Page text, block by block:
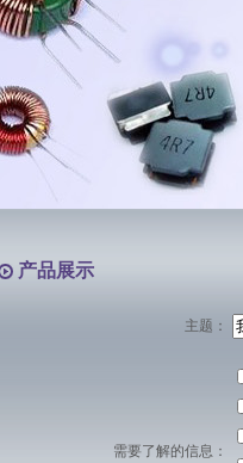
产品展示
主题：
需要了解的信息：